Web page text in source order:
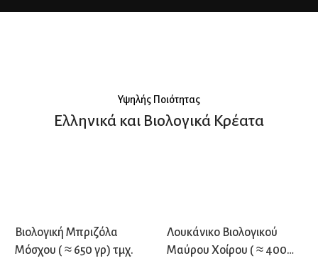
Υψηλής Ποιότητας
Ελληνικά και Βιολογικά Κρέατα
Βιολογική Μπριζόλα
Μόσχου ( ≈ 650 γρ) τμχ.
Λουκάνικο Βιολογικού
Μαύρου Χοίρου ( ≈ 400